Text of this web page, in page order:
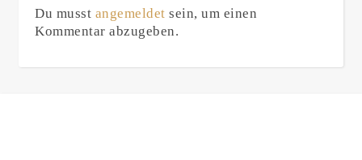
Du musst angemeldet sein, um einen
Kommentar abzugeben.